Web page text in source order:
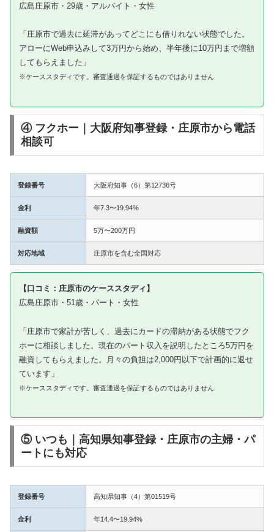
広島庄原市・29歳・アルバイト・女性
「庄原市で過去に延滞があってどこにも借りれない状態でした。
アローにWeb申込みして3万円から始め、半年後に10万円まで増額
してもらえました」
※ケーススタディです。審査通過を保証するものではありません
④ フクホー｜大阪府知事登録・庄原市から電話
相談可
登録番号 大阪府知事（6）第12736号
金利 年7.3〜19.94%
融資額 5万〜200万円
対応地域 庄原市を含む全国対応
【口コミ：庄原市のケーススタディ】
広島庄原市・51歳・パート・女性
「庄原市で家計が苦しく、過去にカードの滞納がある状態でフク
ホーに相談しました。現在のパート収入を説明したところ5万円を
融資してもらえました。月々の負担は2,000円以下で計画的に返せ
ています」
※ケーススタディです。審査通過を保証するものではありません
⑤ いつも｜高知県知事登録・庄原市の主婦・パ
ートにも対応
登録番号 高知県知事（4）第01519号
金利 年14.4〜19.94%